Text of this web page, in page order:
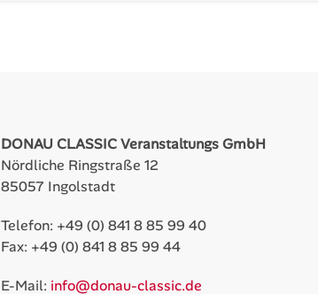
DONAU CLASSIC Veranstaltungs GmbH
Nördliche Ringstraße 12
85057 Ingolstadt
Telefon: +49 (0) 841 8 85 99 40
Fax: +49 (0) 841 8 85 99 44
E-Mail: info@donau-classic.de